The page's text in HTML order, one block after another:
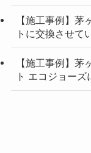
【施工事例】
トに交換させて
【施工事例】
ト エコジョーズ